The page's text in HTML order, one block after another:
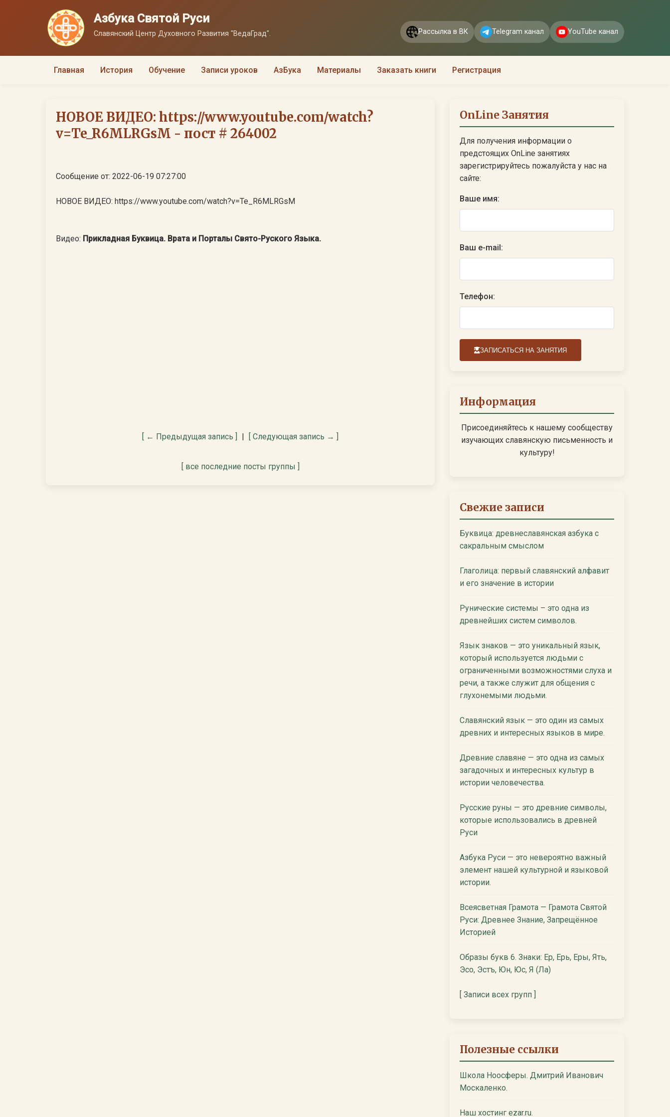
Азбука Святой Руси
Славянский Центр Духовного Развития "ВедаГрад". Рассылка в ВК Telegram канал YouTube канал
Главная История Обучение Записи уроков АзБука Материалы Заказать книги Регистрация
НОВОЕ ВИДЕО: https://www.youtube.com/watch?
v=Te_R6MLRGsM - пост # 264002
Сообщение от: 2022-06-19 07:27:00
НОВОЕ ВИДЕО: https://www.youtube.com/watch?v=Te_R6MLRGsM
Видео: Прикладная Буквица. Врата и Порталы Свято-Руского Языка.
[ ← Предыдущая запись ] | [ Следующая запись → ]
[ все последние посты группы ]
OnLine Занятия
Для получения информации о
предстоящих OnLine занятиях
зарегистрируйтесь пожалуйста у нас на
сайте:
Ваше имя:
Ваш e-mail:
Телефон:
ЗАПИСАТЬСЯ НА ЗАНЯТИЯ
Информация
Присоединяйтесь к нашему сообществу
изучающих славянскую письменность и
культуру!
Свежие записи
Буквица: древнеславянская азбука с
сакральным смыслом
Глаголица: первый славянский алфавит
и его значение в истории
Рунические системы – это одна из
древнейших систем символов.
Язык знаков — это уникальный язык,
который используется людьми с
ограниченными возможностями слуха и
речи, а также служит для общения с
глухонемыми людьми.
Славянский язык — это один из самых
древних и интересных языков в мире.
Древние славяне — это одна из самых
загадочных и интересных культур в
истории человечества.
Русские руны — это древние символы,
которые использовались в древней
Руси
Азбука Руси — это невероятно важный
элемент нашей культурной и языковой
истории.
Всеясветная Грамота — Грамота Святой
Руси: Древнее Знание, Запрещённое
Историей
Образы букв 6. Знаки: Ер, Ерь, Еры, Ять,
Эсо, Эстъ, Юн, Юс, Я (Ла)
[ Записи всех групп ]
Полезные ссылки
Школа Ноосферы. Дмитрий Иванович
Москаленко.
Наш хостинг ezar.ru.